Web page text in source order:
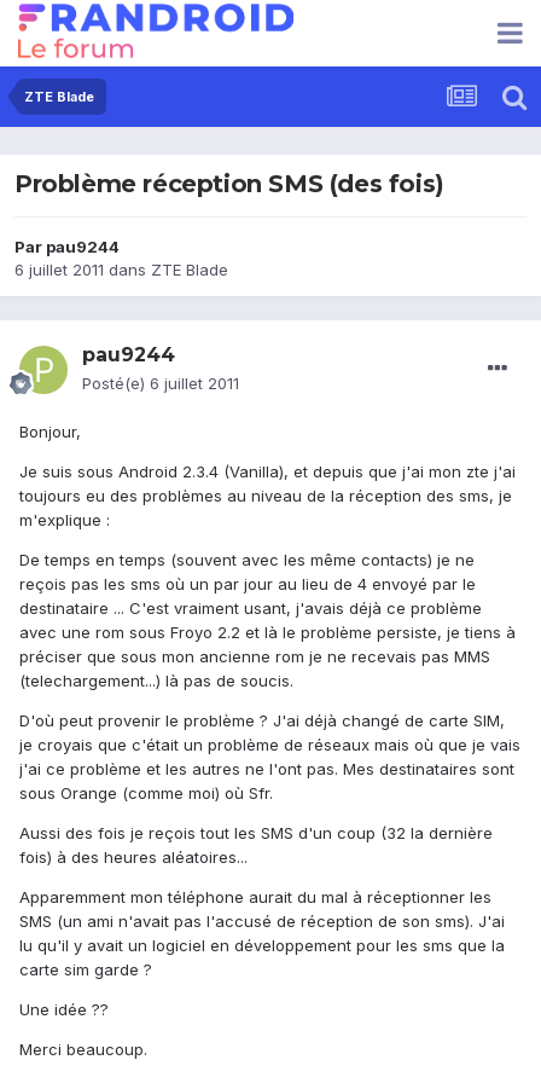
ZTE Blade
Problème réception SMS (des fois)
Par pau9244
6 juillet 2011 dans ZTE Blade
pau9244
Posté(e) 6 juillet 2011
Bonjour,
Je suis sous Android 2.3.4 (Vanilla), et depuis que j'ai mon zte j'ai
toujours eu des problèmes au niveau de la réception des sms, je
m'explique :
De temps en temps (souvent avec les même contacts) je ne
reçois pas les sms où un par jour au lieu de 4 envoyé par le
destinataire ... C'est vraiment usant, j'avais déjà ce problème
avec une rom sous Froyo 2.2 et là le problème persiste, je tiens à
préciser que sous mon ancienne rom je ne recevais pas MMS
(telechargement...) là pas de soucis.
D'où peut provenir le problème ? J'ai déjà changé de carte SIM,
je croyais que c'était un problème de réseaux mais où que je vais
j'ai ce problème et les autres ne l'ont pas. Mes destinataires sont
sous Orange (comme moi) où Sfr.
Aussi des fois je reçois tout les SMS d'un coup (32 la dernière
fois) à des heures aléatoires...
Apparemment mon téléphone aurait du mal à réceptionner les
SMS (un ami n'avait pas l'accusé de réception de son sms). J'ai
lu qu'il y avait un logiciel en développement pour les sms que la
carte sim garde ?
Une idée ??
Merci beaucoup.